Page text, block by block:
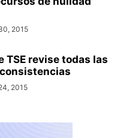
2015
TSE revise todas las
2015